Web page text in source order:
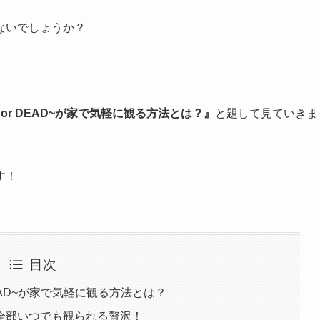
でしょうか？
DEAD~が家で気軽に観る方法とは？』 と題して見ていきま
目次
が家で気軽に観る方法とは？
いつでも観られる贅沢！